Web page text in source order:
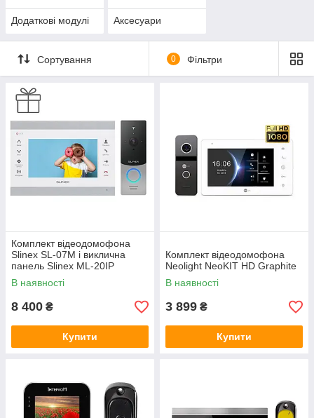
Додаткові модулі Аксесуари
Сортування 0 Фільтри
Комплект відеодомофона
Slinex SL-07M і виклична
панель Slinex ML-20IP
В наявності
8 400 ₴
Купити
Комплект відеодомофона
Neolight NeoKIT HD Graphite
В наявності
3 899 ₴
Купити